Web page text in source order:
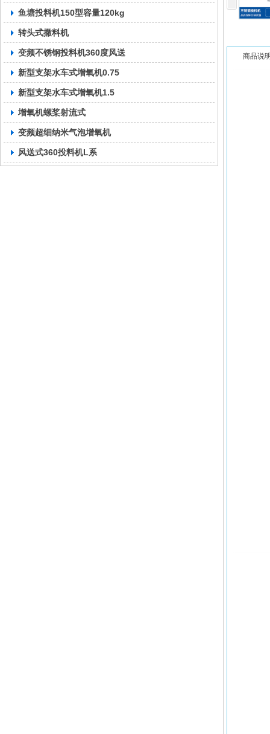
鱼塘投料机150型容量120kg
转头式撒料机
变频不锈钢投料机360度风送
新型支架水车式增氧机0.75
新型支架水车式增氧机1.5
增氧机螺桨射流式
变频超细纳米气泡增氧机
风送式360投料机L系
商品说